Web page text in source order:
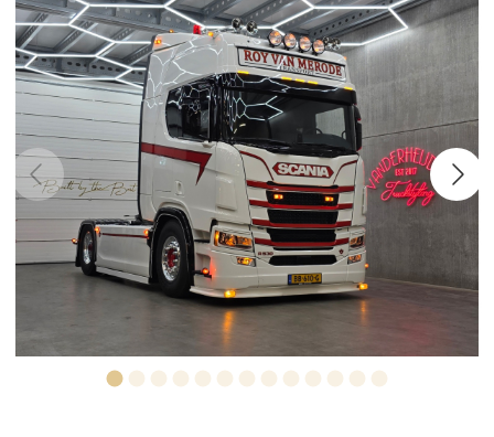
MERCHANDISE
SCHAKELAARS
UITLATEN
VERLICHTING